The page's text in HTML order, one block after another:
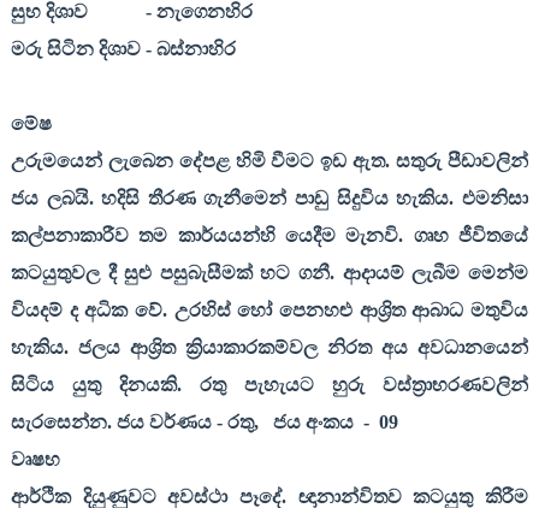
සුභ දිශාව
- නැගෙනහිර
මරු සිටින දිශාව - බස්නාහිර
මේෂ
උරුමයෙන් ලැබෙන දේපළ හිමි වීමට ඉඩ ඇත. සතුරු පීඩාවලින්
ජය ලබයි. හදිසි තීරණ ගැනීමෙන් පාඩු සිදුවිය හැකි‍ය. එමනිසා
කල්පනාකාරීව තම කාර්යයන්හි යෙදීම මැනවි. ගෘහ ජීවිතයේ
කටයුතුවල දී සුළු පසුබැසීමක් හට ගනී. ආදායම් ලැබීම මෙන්ම
වියදම් ද අධික වේ. උරහිස් හෝ පෙනහළු ආශ්‍රිත ආබාධ මතුවිය
හැකිය. ජලය ආශ්‍රිත ක්‍රියාකාරකම්වල නිරත අය අවධානයෙන්
සිටිය යුතු දිනයකි. රතු පැහැයට හුරු වස්ත්‍රාභරණවලින්
සැරසෙන්න. ජය වර්ණය - රතු, ජය අංකය - 09
වෘෂභ
ආර්ථික දියුණුවට අවස්ථා පෑදේ. ඥානාන්විතව කටයුතු කිරීම